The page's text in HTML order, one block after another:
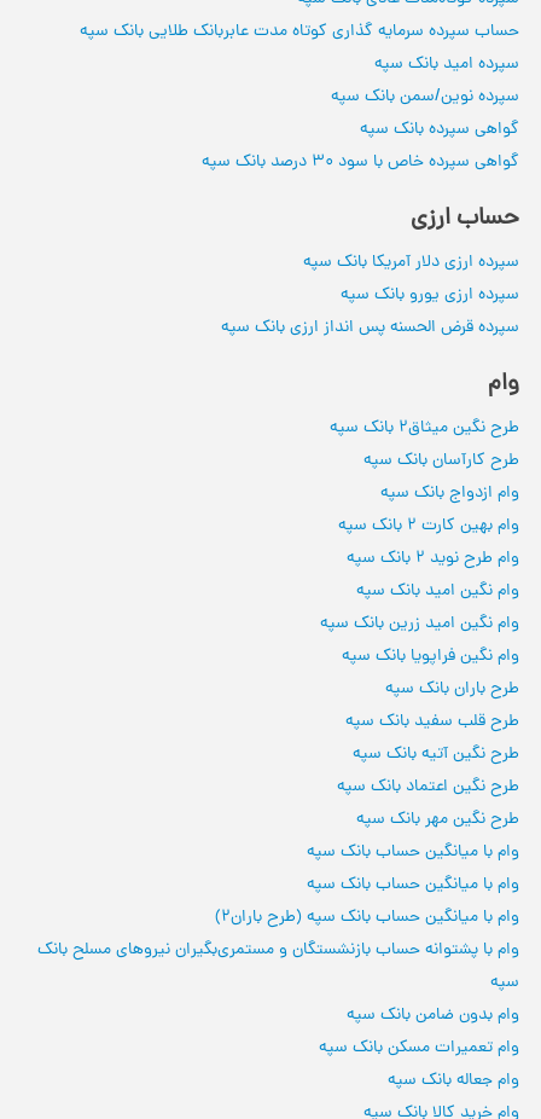
حساب سپرده سرمایه گذاری کوتاه مدت عابربانک طلایی بانک سپه
سپرده امید بانک سپه
سپرده نوین/سمن بانک سپه
گواهی سپرده بانک سپه
گواهی سپرده خاص با سود 30 درصد بانک‌ سپه
حساب ارزی
سپرده ارزی دلار آمریکا بانک سپه
سپرده ارزی یورو بانک سپه
سپرده قرض الحسنه پس انداز ارزی بانک سپه
وام
طرح نگین میثاق2 بانک سپه
طرح کارآسان بانک سپه
وام ازدواج بانک سپه
وام بهین کارت 2 بانک سپه
وام طرح نوید 2 بانک سپه
وام نگین امید بانک سپه
وام نگین امید زرین بانک سپه
وام نگین فراپویا بانک سپه
طرح باران بانک سپه
طرح قلب سفید بانک سپه
طرح نگین آتیه بانک سپه
طرح نگین اعتماد بانک سپه
طرح نگین مهر بانک سپه
وام با میانگین حساب بانک سپه
وام با میانگین حساب بانک سپه
وام با میانگین حساب بانک سپه (طرح باران2)
وام با پشتوانه حساب بازنشستگان و مستمری‌بگیران نیروهای مسلح بانک
سپه
وام بدون ضامن بانک سپه
وام تعمیرات مسکن بانک سپه
وام جعاله بانک سپه
وام خرید کالا بانک سپه